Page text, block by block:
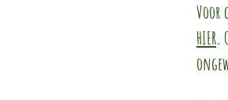
Voor
HIER.